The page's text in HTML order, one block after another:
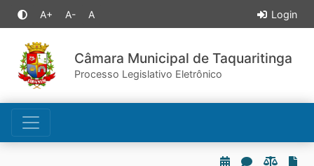
A+ A- A Login
Câmara Municipal de Taquaritinga
Processo Legislativo Eletrônico